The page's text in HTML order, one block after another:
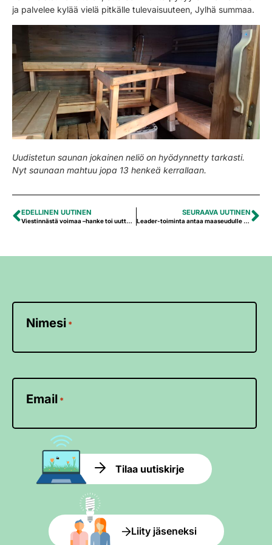
ja palvelee kylää vielä pitkälle tulevaisuuteen, Jylhä summaa.
Uudistetun saunan jokainen neliö on hyödynnetty tarkasti.
Nyt saunaan mahtuu jopa 13 henkeä kerrallaan.
EDELLINEN UUTINEN
Viestinnästä voimaa –hanke toi uutta yhteistyötä ja digitaalisen alustan Soinin yhdistyksille
SEURAAVA UUTINEN
Leader-toiminta antaa maaseudulle mahdollisuuden kehittyä
Nimesi *
Email *
Tilaa uutiskirje
Liity jäseneksi